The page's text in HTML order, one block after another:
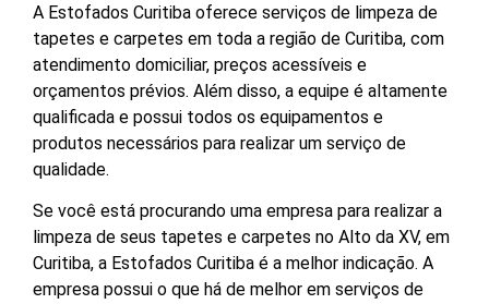
A Estofados Curitiba oferece serviços de limpeza de
tapetes e carpetes em toda a região de Curitiba, com
atendimento domiciliar, preços acessíveis e
orçamentos prévios. Além disso, a equipe é altamente
qualificada e possui todos os equipamentos e
produtos necessários para realizar um serviço de
qualidade.
Se você está procurando uma empresa para realizar a
limpeza de seus tapetes e carpetes no Alto da XV, em
Curitiba, a Estofados Curitiba é a melhor indicação. A
empresa possui o que há de melhor em serviços de